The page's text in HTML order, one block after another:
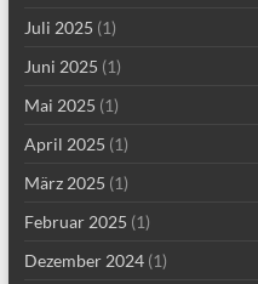
Juli 2025 (1)
Juni 2025 (1)
Mai 2025 (1)
April 2025 (1)
März 2025 (1)
Februar 2025 (1)
Dezember 2024(1)